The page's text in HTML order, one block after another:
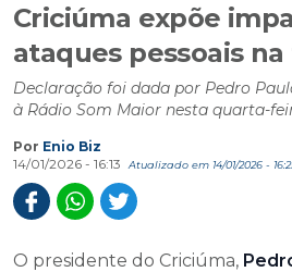
Criciúma expõe
ataques pessoais
Declaração foi dada por Pedro
à Rádio Som Maior nesta quarta-
Por Enio Biz
14/01/2026 - 16:13
Atualizado em 14/01/2026 -
O presidente do Criciúma,